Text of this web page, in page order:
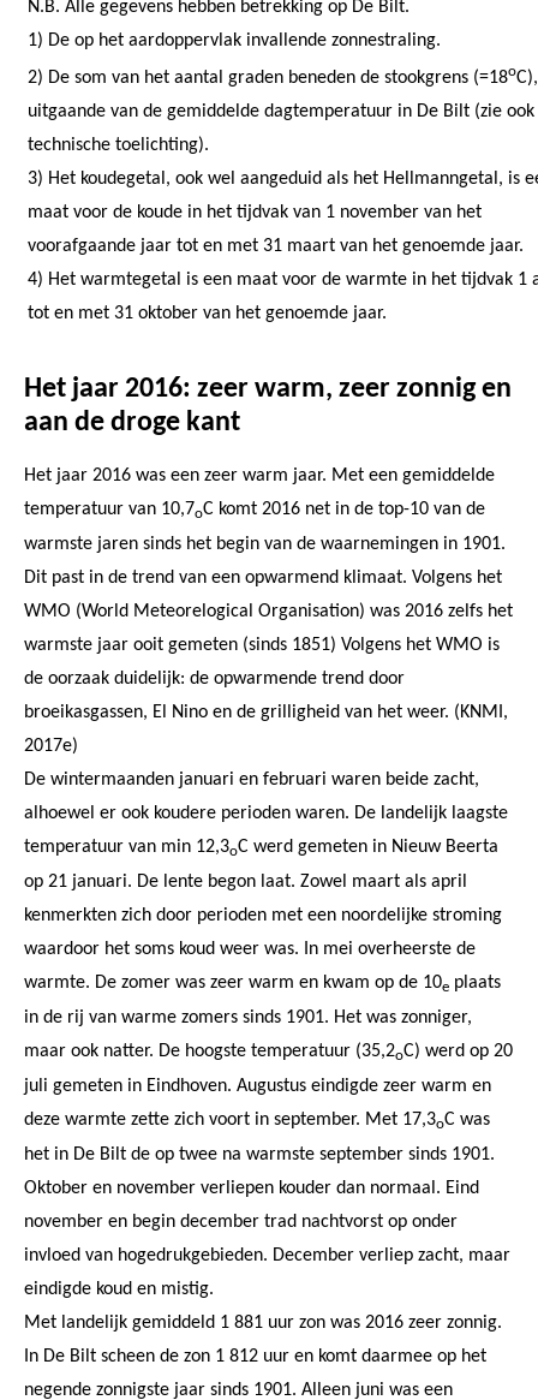
N.B. Alle gegevens hebben betrekking op De Bilt.
1) De op het aardoppervlak invallende zonnestraling.
2) De som van het aantal graden beneden de stookgrens (=18oC),
uitgaande van de gemiddelde dagtemperatuur in De Bilt (zie ook
technische toelichting).
3) Het koudegetal, ook wel aangeduid als het Hellmanngetal, is
maat voor de koude in het tijdvak van 1 november van het
voorafgaande jaar tot en met 31 maart van het genoemde jaar.
4) Het warmtegetal is een maat voor de warmte in het tijdvak 1
tot en met 31 oktober van het genoemde jaar.
Het jaar 2016: zeer warm, zeer zonnig en
aan de droge kant
Het jaar 2016 was een zeer warm jaar. Met een gemiddelde
temperatuur van 10,7oC komt 2016 net in de top-10 van de
warmste jaren sinds het begin van de waarnemingen in 1901.
Dit past in de trend van een opwarmend klimaat. Volgens het
WMO (World Meteorelogical Organisation) was 2016 zelfs het
warmste jaar ooit gemeten (sinds 1851) Volgens het WMO is
de oorzaak duidelijk: de opwarmende trend door
broeikasgassen, El Nino en de grilligheid van het weer. (KNMI,
2017e)
De wintermaanden januari en februari waren beide zacht,
alhoewel er ook koudere perioden waren. De landelijk laagste
temperatuur van min 12,3oC werd gemeten in Nieuw Beerta
op 21 januari. De lente begon laat. Zowel maart als april
kenmerkten zich door perioden met een noordelijke stroming
waardoor het soms koud weer was. In mei overheerste de
warmte. De zomer was zeer warm en kwam op de 10e plaats
in de rij van warme zomers sinds 1901. Het was zonniger,
maar ook natter. De hoogste temperatuur (35,2oC) werd op 20
juli gemeten in Eindhoven. Augustus eindigde zeer warm en
deze warmte zette zich voort in september. Met 17,3oC was
het in De Bilt de op twee na warmste september sinds 1901.
Oktober en november verliepen kouder dan normaal. Eind
november en begin december trad nachtvorst op onder
invloed van hogedrukgebieden. December verliep zacht, maar
eindigde koud en mistig.
Met landelijk gemiddeld 1 881 uur zon was 2016 zeer zonnig.
In De Bilt scheen de zon 1 812 uur en komt daarmee op het
negende zonnigste jaar sinds 1901. Alleen juni was een